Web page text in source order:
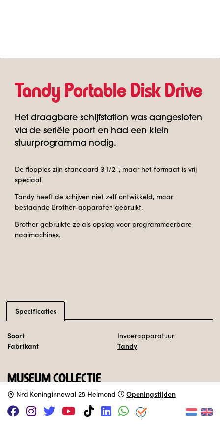
Tandy Portable Disk Drive
Het draagbare schijfstation was aangesloten
via de seriële poort en had een klein
stuurprogramma nodig.
De floppies zijn standaard 3 1/2 ", maar het formaat is vrij
speciaal.
Tandy heeft de schijven niet zelf ontwikkeld, maar
bestaande Brother-apparaten gebruikt.
Brother gebruikte ze als opslag voor programmeerbare
naaimachines.
Specificaties
Soort Invoerapparatuur
Fabrikant Tandy
MUSEUM COLLECTIE
Opgesteld.
Nrd Koninginnewal 28 Helmond Openingstijden